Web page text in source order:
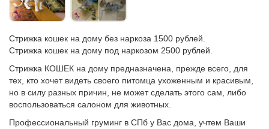
Стрижка кошек на дому без наркоза 1500 рублей.
Стрижка кошек на дому под наркозом 2500 рублей.
Стрижка КОШЕК на дому предназначена, прежде всего, для
тех, кто хочет видеть своего питомца ухоженным и красивым,
но в силу разных причин, не может сделать этого сам, либо
воспользоваться салоном для животных.
Профессиональный груминг в СПб у Вас дома, учтем Ваши